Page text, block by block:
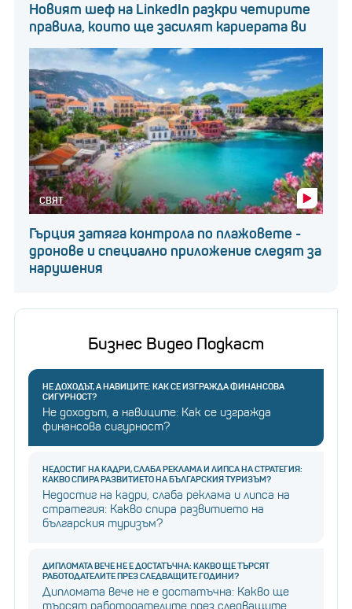
Новият шеф на LinkedIn разкри четирите
правила, които ще засилят кариерата ви
СВЯТ
Гърция затяга контрола по плажовете -
дронове и специално приложение следят за
нарушения
Бизнес Видео Подкаст
НЕ ДОХОДЪТ, А НАВИЦИТЕ: КАК СЕ ИЗГРАЖДА ФИНАНСОВА
СИГУРНОСТ?
Не доходът, а навиците: Как се изгражда
финансова сигурност?
НЕДОСТИГ НА КАДРИ, СЛАБА РЕКЛАМА И ЛИПСА НА СТРАТЕГИЯ:
КАКВО СПИРА РАЗВИТИЕТО НА БЪЛГАРСКИЯ ТУРИЗЪМ?
Недостиг на кадри, слаба реклама и липса на
стратегия: Какво спира развитието на
българския туризъм?
ДИПЛОМАТА ВЕЧЕ НЕ Е ДОСТАТЪЧНА: КАКВО ЩЕ ТЪРСЯТ
РАБОТОДАТЕЛИТЕ ПРЕЗ СЛЕДВАЩИТЕ ГОДИНИ?
Дипломата вече не е достатъчна: Какво ще
търсят работодателите през следващите